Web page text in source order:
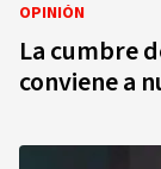
OPINIÓN
La cumbre
conviene a